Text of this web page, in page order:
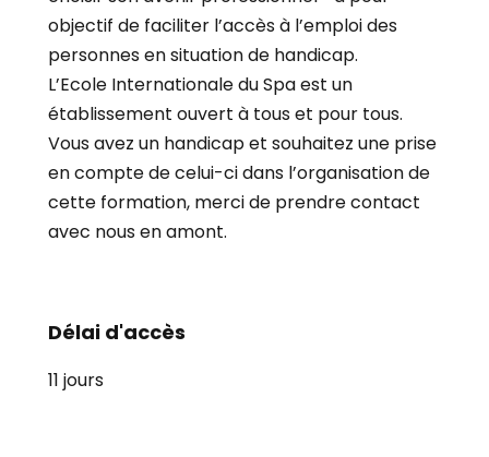
objectif de faciliter l’accès à l’emploi des
personnes en situation de handicap.
L’Ecole Internationale du Spa est un
établissement ouvert à tous et pour tous.
Vous avez un handicap et souhaitez une prise
en compte de celui-ci dans l’organisation de
cette formation, merci de prendre contact
avec nous en amont.
Délai d'accès
11 jours